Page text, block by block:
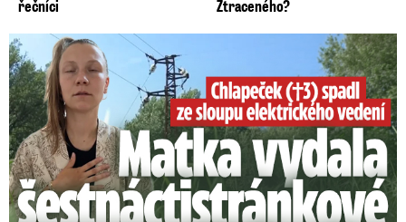
řečníci
Ztraceného?
Smrtelný pád chlapce: Matka vydala vyjádření na 16 stran